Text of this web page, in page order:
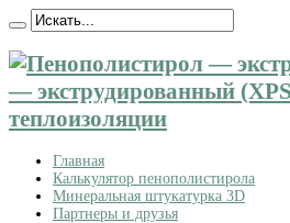
— экструдированный
теплоизоляции
Главная
Калькулятор пенополистирола
Минеральная штукатурка 3D
Партнеры и друзья